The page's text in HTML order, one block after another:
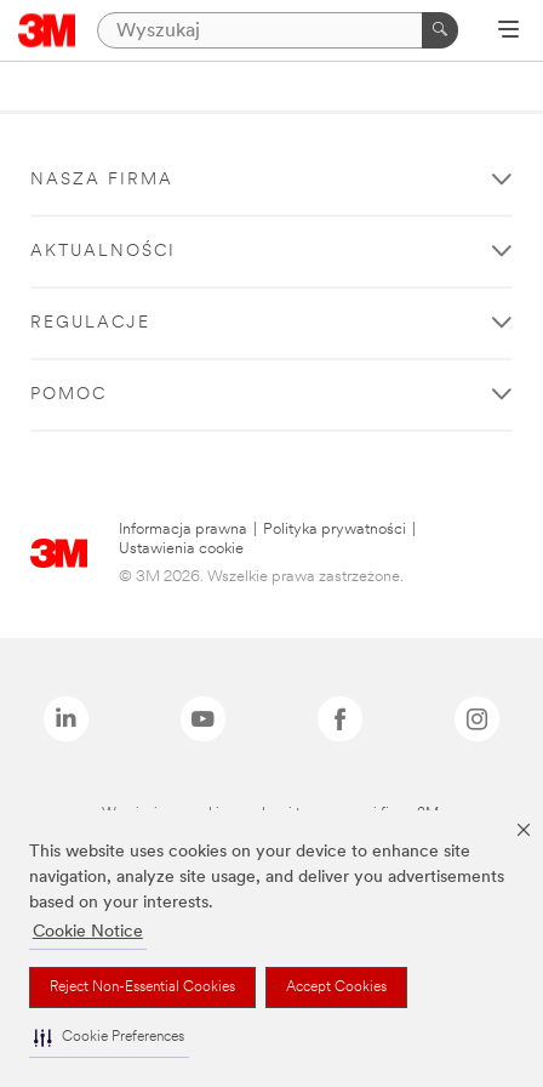
This website uses cookies on your device to enhance site
navigation, analyze site usage, and deliver you advertisements
based on your interests.
Cookie Notice
Reject Non-Essential Cookies Accept Cookies
Cookie Preferences
NASZA FIRMA
AKTUALNOŚCI
REGULACJE
POMOC
Informacja prawna Polityka prywatności
Ustawienia cookie
© 3M 2026. Wszelkie prawa zastrzeżone.
Wymienione marki są znakami towarowymi firmy 3M.